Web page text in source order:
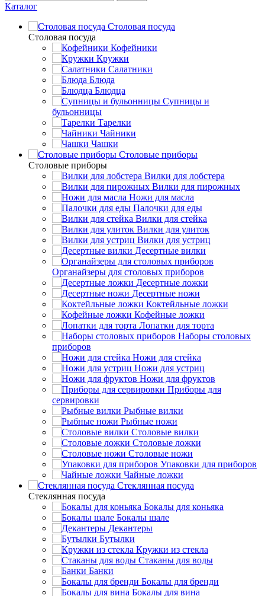
Каталог
Столовая посуда
Столовая посуда
Кофейники
Кружки
Салатники
Блюда
Блюдца
Супницы и
бульонницы
Тарелки
Чайники
Чашки
Cтоловые приборы
Cтоловые приборы
Вилки для лобстера
Вилки для пирожных
Ножи для масла
Палочки для еды
Вилки для стейка
Вилки для улиток
Вилки для устриц
Десертные вилки
Органайзеры для столовых приборов
Десертные ложки
Десертные ножи
Коктейльные ложки
Кофейные ложки
Лопатки для торта
Наборы столовых
приборов
Ножи для стейка
Ножи для устриц
Ножи для фруктов
Приборы для
сервировки
Рыбные вилки
Рыбные ножи
Столовые вилки
Столовые ложки
Столовые ножи
Упаковки для приборов
Чайные ложки
Стеклянная посуда
Стеклянная посуда
Бокалы для коньяка
Бокалы шале
Декантеры
Бутылки
Кружки из стекла
Стаканы для воды
Банки
Бокалы для бренди
Бокалы для вина